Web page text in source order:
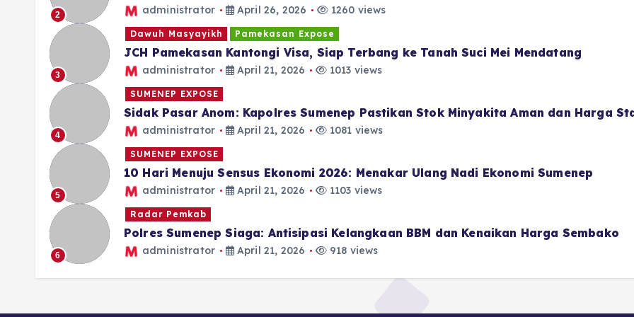
2 administrator April 26, 2026 1260 views
3
Dawuh Masyayikh Pamekasan Expose
JCH Pamekasan Kantongi Visa, Siap Terbang ke Tanah Suci Mei Mendatang
administrator April 21, 2026 1013 views
4
SUMENEP EXPOSE
Sidak Pasar Anom: Kapolres Sumenep Pastikan Stok Minyakita Aman dan Harga
administrator April 21, 2026 1081 views
5
SUMENEP EXPOSE
10 Hari Menuju Sensus Ekonomi 2026: Menakar Ulang Nadi Ekonomi Sumenep
administrator April 21, 2026 1103 views
6
Radar Pemkab
Polres Sumenep Siaga: Antisipasi Kelangkaan BBM dan Kenaikan Harga Sembako
administrator April 21, 2026 918 views